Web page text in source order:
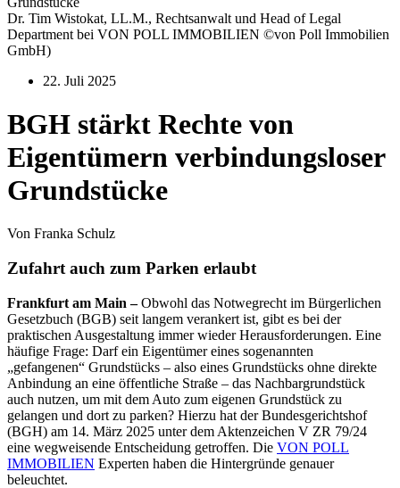
Dr. Tim Wistokat, LL.M., Rechtsanwalt und Head of Legal
Department bei VON POLL IMMOBILIEN ©von Poll Immobilien
GmbH)
22. Juli 2025
BGH stärkt Rechte von
Eigentümern verbindungsloser
Grundstücke
Von Franka Schulz
Zufahrt auch zum Parken erlaubt
Frankfurt am Main –Obwohl das Notwegrecht im Bürgerlichen
Gesetzbuch (BGB) seit langem verankert ist, gibt es bei der
praktischen Ausgestaltung immer wieder Herausforderungen. Eine
häufige Frage: Darf ein Eigentümer eines sogenannten
„gefangenen“ Grundstücks – also eines Grundstücks ohne direkte
Anbindung an eine öffentliche Straße – das Nachbargrundstück
auch nutzen, um mit dem Auto zum eigenen Grundstück zu
gelangen und dort zu parken? Hierzu hat der Bundesgerichtshof
(BGH) am 14. März 2025 unter dem Aktenzeichen V ZR 79/24
eine wegweisende Entscheidung getroffen. Die VON POLL
IMMOBILIEN Experten haben die Hintergründe genauer
beleuchtet.